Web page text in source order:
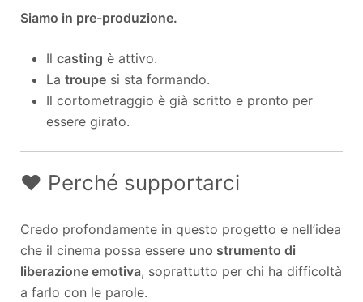
Siamo in pre-produzione.
Il casting è attivo.
La troupe si sta formando.
Il cortometraggio è già scritto e pronto per
essere girato.
❤️ Perché supportarci
Credo profondamente in questo progetto e nell’idea
che il cinema possa essere uno strumento di
liberazione emotiva, soprattutto per chi ha difficoltà
a farlo con le parole.